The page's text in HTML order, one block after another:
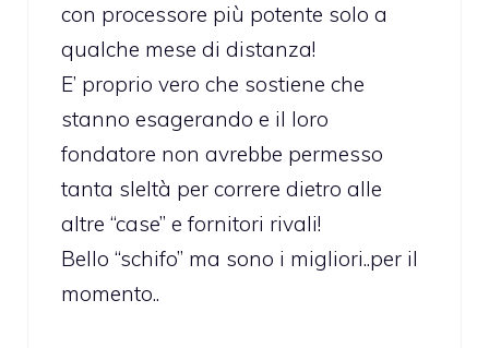
con processore più potente solo a
qualche mese di distanza!
E’ proprio vero che sostiene che
stanno esagerando e il loro
fondatore non avrebbe permesso
tanta sleltà per correre dietro alle
altre “case” e fornitori rivali!
Bello “schifo” ma sono i migliori..per il
momento..